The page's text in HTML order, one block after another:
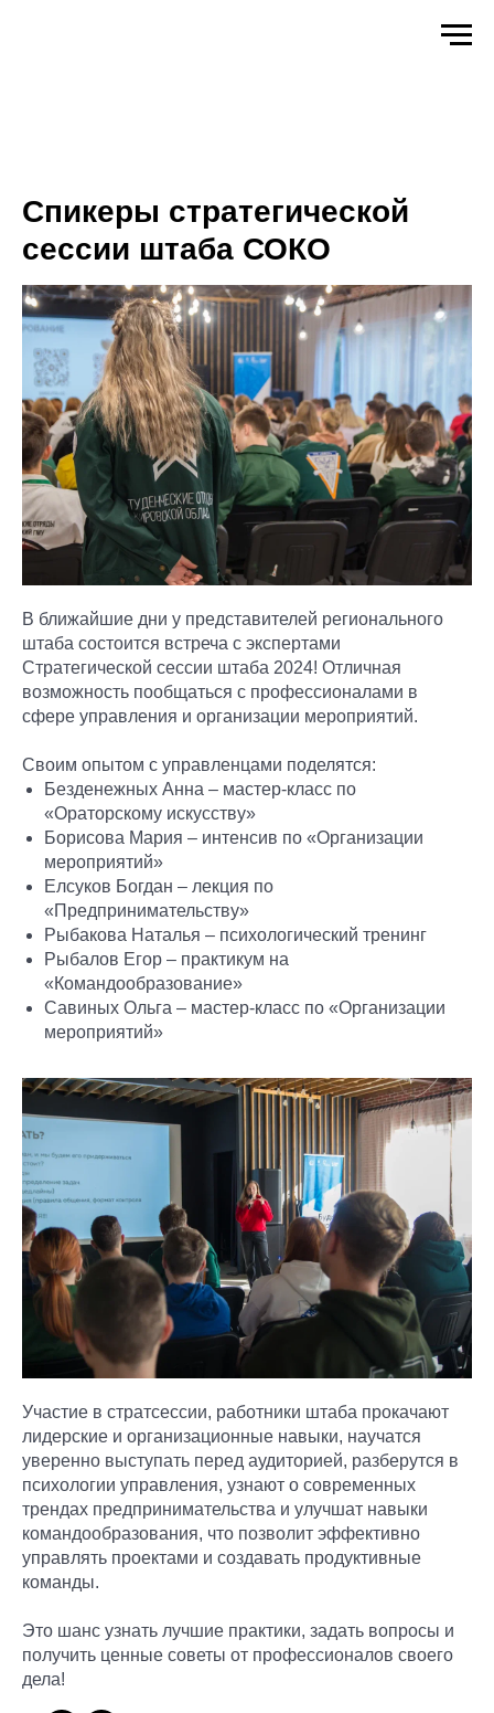
Спикеры стратегической
сессии штаба СОКО
В ближайшие дни у представителей регионального
штаба состоится встреча с экспертами
Стратегической сессии штаба 2024! Отличная
возможность пообщаться с профессионалами в
сфере управления и организации мероприятий.
Своим опытом с управленцами поделятся:
Безденежных Анна – мастер-класс по
«Ораторскому искусству»
Борисова Мария – интенсив по «Организации
мероприятий»
Елсуков Богдан – лекция по
«Предпринимательству»
Рыбакова Наталья – психологический тренинг
Рыбалов Егор – практикум на
«Командообразование»
Савиных Ольга – мастер-класс по «Организации
мероприятий»
Участие в стратсессии, работники штаба прокачают
лидерские и организационные навыки, научатся
уверенно выступать перед аудиторией, разберутся в
психологии управления, узнают о современных
трендах предпринимательства и улучшат навыки
командообразования, что позволит эффективно
управлять проектами и создавать продуктивные
команды.
Это шанс узнать лучшие практики, задать вопросы и
получить ценные советы от профессионалов своего
дела!